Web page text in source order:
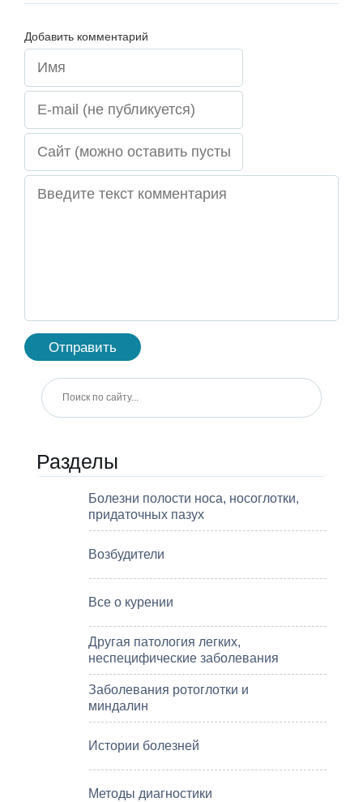
Добавить комментарий
Разделы
Болезни полости носа, носоглотки,
придаточных пазух
Возбудители
Все о курении
Другая патология легких,
неспецифические заболевания
Заболевания ротоглотки и
миндалин
Истории болезней
Методы диагностики